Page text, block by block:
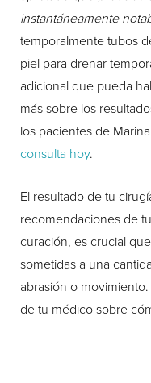
instantáneamente
temporalmente tubos
piel para drenar
adicional que pueda
más sobre los
los pacientes de
consulta hoy.
El resultado de tu
recomendaciones de
curación, es crucial
sometidas a una
abrasión o
de tu médico sobre